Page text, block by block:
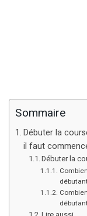
Sommaire
Débuter la
il faut
Débuter la